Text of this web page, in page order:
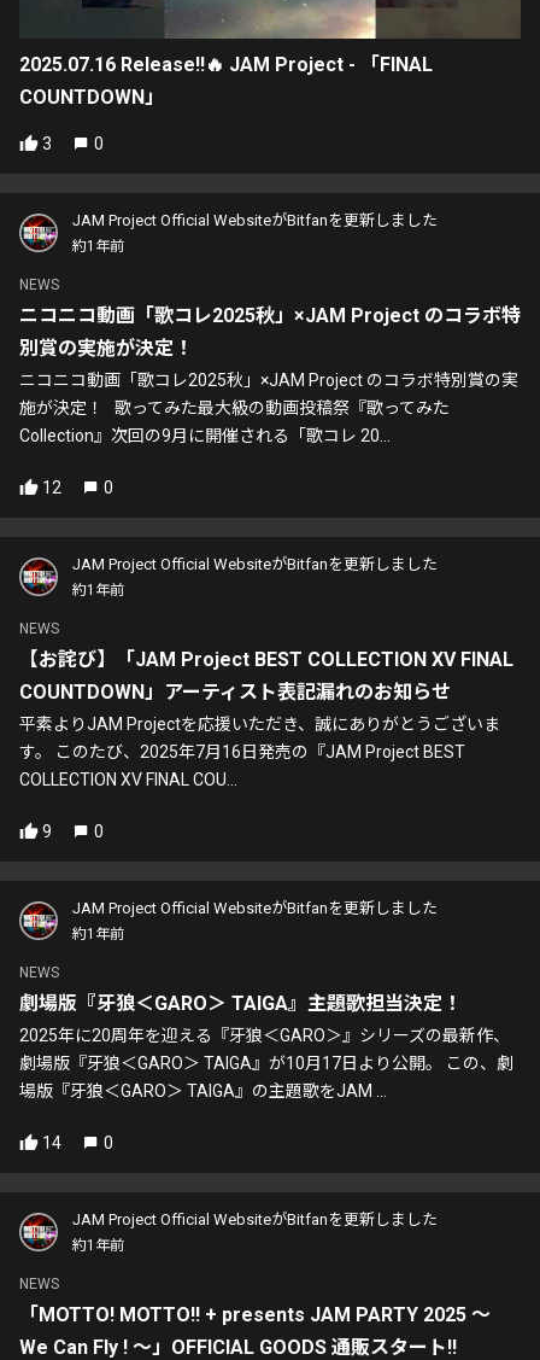
2025.07.16 Release!!🔥 JAM Project - 「FINAL
COUNTDOWN」
3 0
JAM Project Official WebsiteがBitfanを更新しました
約1年前
NEWS
ニコニコ動画「歌コレ2025秋」×JAM Project のコラボ特
別賞の実施が決定！
ニコニコ動画「歌コレ2025秋」×JAM Project のコラボ特別賞の実
施が決定！ 歌ってみた最大級の動画投稿祭『歌ってみた
Collection』次回の9月に開催される「歌コレ 20...
12 0
JAM Project Official WebsiteがBitfanを更新しました
約1年前
NEWS
【お詫び】「JAM Project BEST COLLECTION XV FINAL
COUNTDOWN」アーティスト表記漏れのお知らせ
平素よりJAM Projectを応援いただき、誠にありがとうございま
す。 このたび、2025年7月16日発売の『JAM Project BEST
COLLECTION XV FINAL COU...
9 0
JAM Project Official WebsiteがBitfanを更新しました
約1年前
NEWS
劇場版『牙狼＜GARO＞ TAIGA』主題歌担当決定！
2025年に20周年を迎える『牙狼＜GARO＞』シリーズの最新作、
劇場版『牙狼＜GARO＞ TAIGA』が10月17日より公開。 この、劇
場版『牙狼＜GARO＞ TAIGA』の主題歌をJAM ...
14 0
JAM Project Official WebsiteがBitfanを更新しました
約1年前
NEWS
「MOTTO! MOTTO!! + presents JAM PARTY 2025 ～
We Can Fly ! ～」OFFICIAL GOODS 通販スタート!!